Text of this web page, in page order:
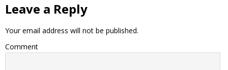
Leave a Reply
Your email address will not be published.
Comment